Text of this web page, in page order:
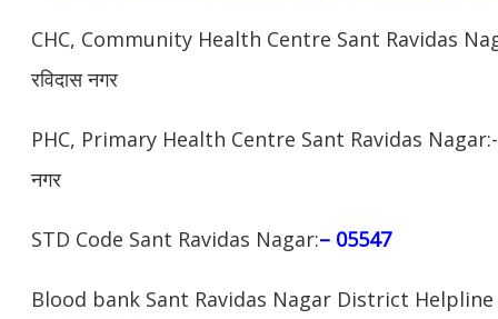
CHC, Community Health Centre Sant Ravidas
रविदास नगर
PHC, Primary Health Centre Sant Ravidas Nagar:-
नगर
STD Code Sant Ravidas Nagar:– 05547
Blood bank Sant Ravidas Nagar District